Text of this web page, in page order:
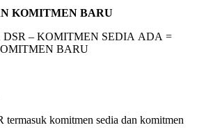
KOMITMEN BARU
– KOMITMEN SEDIA ADA =
BARU
termasuk komitmen sedia dan komitmen